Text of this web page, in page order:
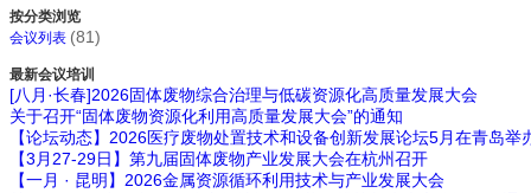
按分类浏览
会议列表 (81)
最新会议培训
[八月·长春]2026固体废物综合治理与低碳资源化高质量发展大会
关于召开“固体废物资源化利用高质量发展大会”的通知
【论坛动态】2026医疗废物处置技术和设备创新发展论坛5月在青岛举
【3月27-29日】第九届固体废物产业发展大会在杭州召开
【一月 · 昆明】2026金属资源循环利用技术与产业发展大会